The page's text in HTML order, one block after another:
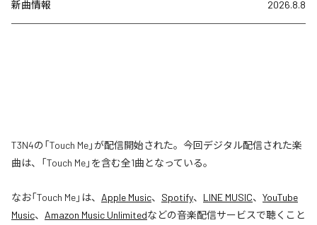
新曲情報 2026.8.8
T3N4の「Touch Me」が配信開始された。今回デジタル配信された楽
曲は、「Touch Me」を含む全1曲となっている。
なお「Touch Me」は、 Apple Music、 Spotify、 LINE MUSIC、 YouTube
Music、 Amazon Music Unlimitedなどの音楽配信サービスで聴くこと